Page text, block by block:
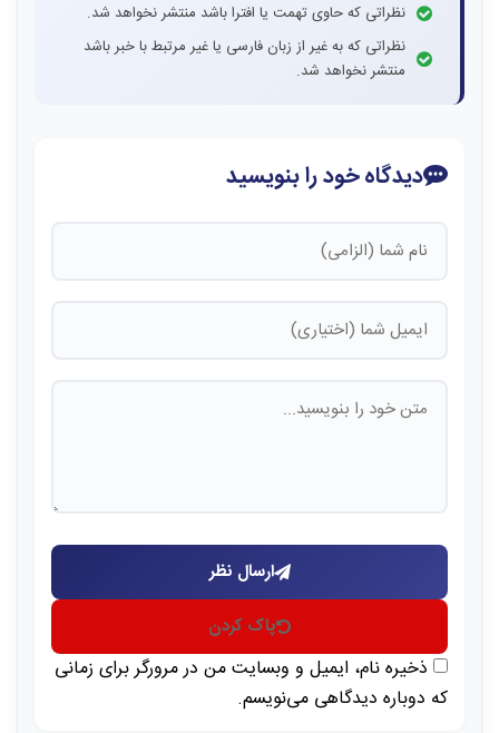
نظراتی که حاوی تهمت یا افترا باشد منتشر نخواهد شد.
نظراتی که به غیر از زبان فارسی یا غیر مرتبط با خبر باشد
منتشر نخواهد شد.
دیدگاه خود را بنویسید
ارسال نظر
پاک کردن
ذخیره نام، ایمیل و وبسایت من در مرورگر برای زمانی
که دوباره دیدگاهی می‌نویسم.